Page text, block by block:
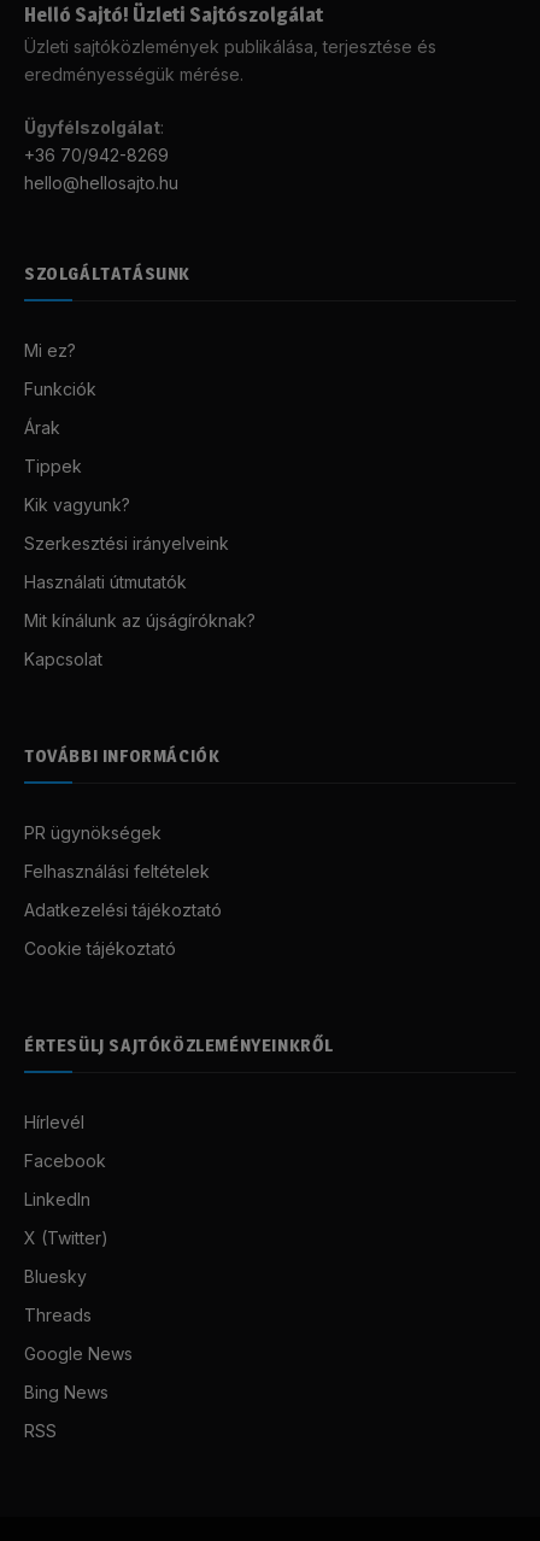
Helló Sajtó! Üzleti Sajtószolgálat
Üzleti sajtóközlemények publikálása, terjesztése és
eredményességük mérése.
Ügyfélszolgálat:
+36 70/942-8269
hello@hellosajto.hu
SZOLGÁLTATÁSUNK
Mi ez?
Funkciók
Árak
Tippek
Kik vagyunk?
Szerkesztési irányelveink
Használati útmutatók
Mit kínálunk az újságíróknak?
Kapcsolat
TOVÁBBI INFORMÁCIÓK
PR ügynökségek
Felhasználási feltételek
Adatkezelési tájékoztató
Cookie tájékoztató
ÉRTESÜLJ SAJTÓKÖZLEMÉNYEINKRŐL
Hírlevél
Facebook
LinkedIn
X (Twitter)
Bluesky
Threads
Google News
Bing News
RSS